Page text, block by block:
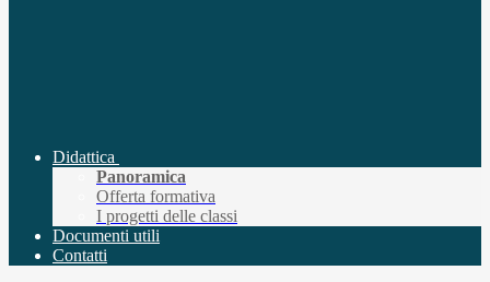
Didattica
Panoramica
Offerta formativa
I progetti delle classi
Documenti utili
Contatti